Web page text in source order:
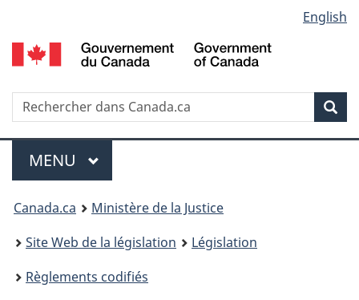
au
contenu
propos
de
la
HTML
simplifiée
selection
English
Recherche
Menu
MENU PRINCIPAL
You
are
here:
Canada.ca
Ministère de la Justice
Site Web de la législation
Législation
Règlements codifiés